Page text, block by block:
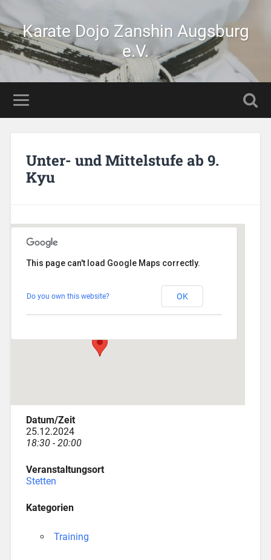
Karate Dojo Zanshin Augsburg
e.V.
Unter- und Mittelstufe ab 9.
Kyu
Veranstaltungen
This page can't load Google Maps correctly.
Do you own this website? OK
Datum/Zeit
25.12.2024
18:30 - 20:00
Veranstaltungsort
Stetten
Kategorien
Training